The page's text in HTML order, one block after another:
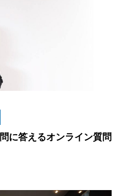
に答えるオンライン質問